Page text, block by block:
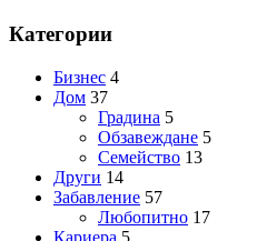
Категории
Бизнес 4
Дом 37
Градина 5
Обзавеждане 5
Семейство 13
Други 14
Забавление 57
Любопитно 17
Кариера 5